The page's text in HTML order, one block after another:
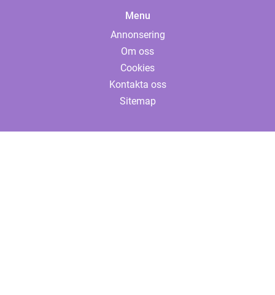
Menu
Annonsering
Om oss
Cookies
Kontakta oss
Sitemap